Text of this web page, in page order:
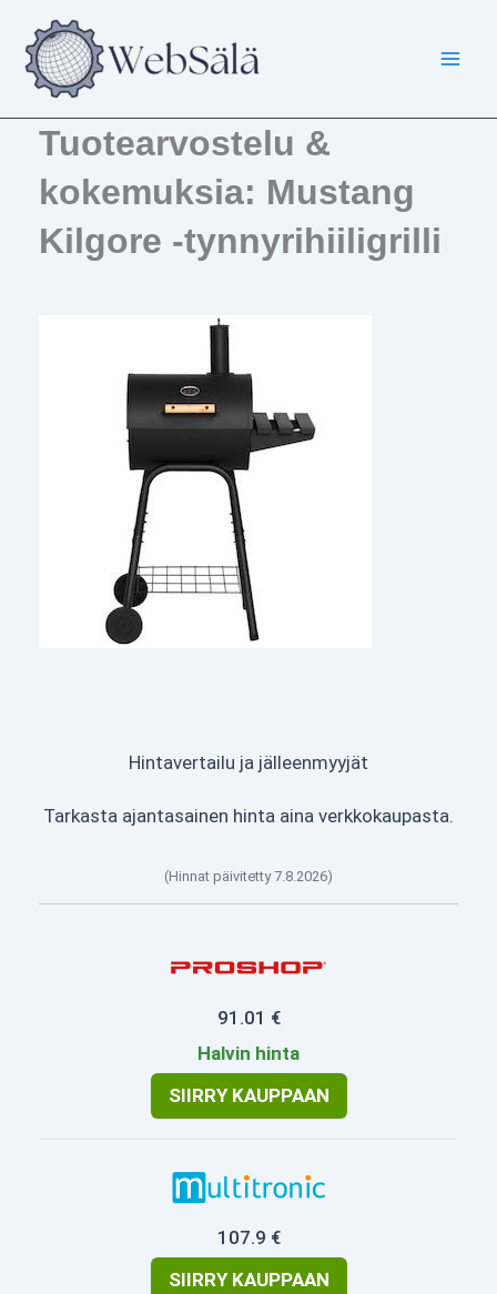
sisältöön
Tuotearvostelu &
kokemuksia: Mustang
Kilgore -tynnyrihiiligrilli
Hintavertailu ja jälleenmyyjät
Tarkasta ajantasainen hinta aina verkkokaupasta.
(Hinnat päivitetty 7.8.2026)
91.01 €
Halvin hinta
SIIRRY KAUPPAAN
107.9 €
SIIRRY KAUPPAAN